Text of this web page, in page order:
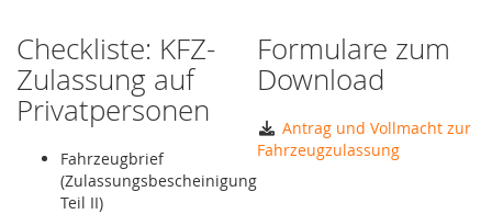
Checkliste: KFZ-
Zulassung auf
Privatpersonen
Fahrzeugbrief
(Zulassungsbescheinigung
Teil II)
Formulare zum
Download
Antrag und Vollmacht zur
Fahrzeugzulassung